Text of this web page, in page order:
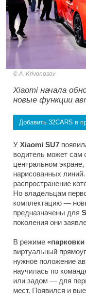
A. Krivonosov
Xiaomi начала
новые функции
Добавить 32CARS в
У Xiaomi SU7
водитель может сам
центральном
нарисованных
распространение
Но владельцам
комплектацию —
предназначены для
поколения они
В режиме
виртуальный
нужное положение
научилась по
или задом — для
мест. Появился и